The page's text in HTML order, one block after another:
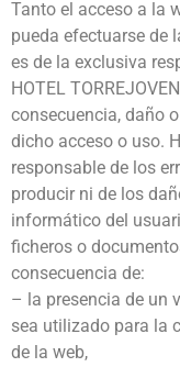
Tanto el acceso a la
pueda efectuarse de
es de la exclusiva
HOTEL
consecuencia, daño
dicho acceso o uso.
responsable de los
producir ni de los
informático del
ficheros o
consecuencia de:
– la presencia de un
sea utilizado para la
de la web,